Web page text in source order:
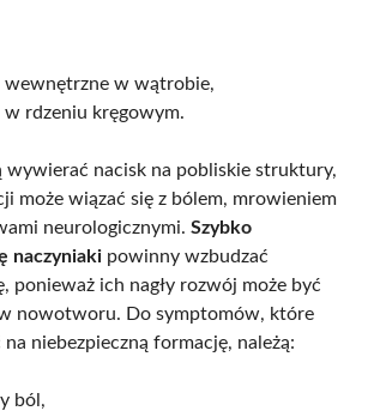
wewnętrzne w wątrobie,
w rdzeniu kręgowym.
wywierać nacisk na pobliskie struktury,
może wiązać się z bólem, mrowieniem
neurologicznymi. Szybko
naczyniaki powinny wzbudzać
ponieważ ich nagły rozwój może być
nowotworu. Do symptomów, które
niebezpieczną formację, należą:
ból,